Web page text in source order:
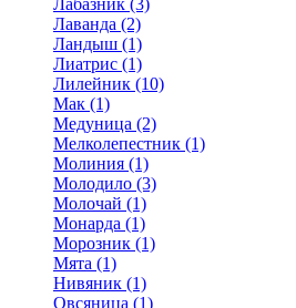
Лабазник (3)
Лаванда (2)
Ландыш (1)
Лиатрис (1)
Лилейник (10)
Мак (1)
Медуница (2)
Мелколепестник (1)
Молиния (1)
Молодило (3)
Молочай (1)
Монарда (1)
Морозник (1)
Мята (1)
Нивяник (1)
Овсяница (1)